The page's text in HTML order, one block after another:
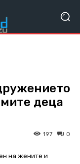
деца
0
197
на жените и